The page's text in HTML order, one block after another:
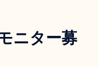
ニター募